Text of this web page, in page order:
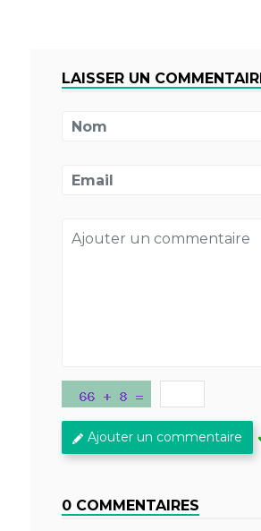
LAISSER UN
Ajouter un commentaire
0 COMMENTAIRES